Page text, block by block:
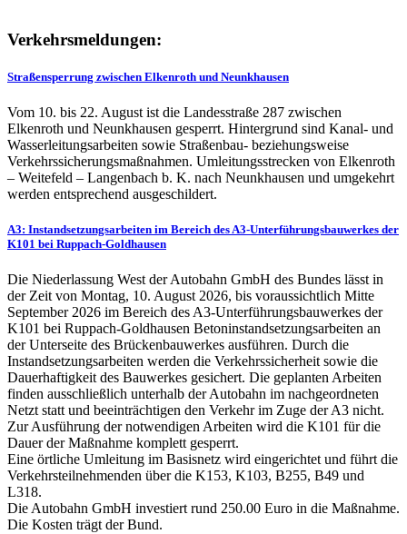
Verkehrsmeldungen:
Straßensperrung zwischen Elkenroth und Neunkhausen
Vom 10. bis 22. August ist die Landesstraße 287 zwischen
Elkenroth und Neunkhausen gesperrt. Hintergrund sind Kanal- und
Wasserleitungsarbeiten sowie Straßenbau- beziehungsweise
Verkehrssicherungsmaßnahmen. Umleitungsstrecken von Elkenroth
– Weitefeld – Langenbach b. K. nach Neunkhausen und umgekehrt
werden entsprechend ausgeschildert.
A3: Instandsetzungsarbeiten im Bereich des A3-Unterführungsbauwerkes der
K101 bei Ruppach-Goldhausen
Die Niederlassung West der Autobahn GmbH des Bundes lässt in
der Zeit von Montag, 10. August 2026, bis voraussichtlich Mitte
September 2026 im Bereich des A3-Unterführungsbauwerkes der
K101 bei Ruppach-Goldhausen Betoninstandsetzungsarbeiten an
der Unterseite des Brückenbauwerkes ausführen. Durch die
Instandsetzungsarbeiten werden die Verkehrssicherheit sowie die
Dauerhaftigkeit des Bauwerkes gesichert. Die geplanten Arbeiten
finden ausschließlich unterhalb der Autobahn im nachgeordneten
Netzt statt und beeinträchtigen den Verkehr im Zuge der A3 nicht.
Zur Ausführung der notwendigen Arbeiten wird die K101 für die
Dauer der Maßnahme komplett gesperrt.
Eine örtliche Umleitung im Basisnetz wird eingerichtet und führt die
Verkehrsteilnehmenden über die K153, K103, B255, B49 und
L318.
Die Autobahn GmbH investiert rund 250.00 Euro in die Maßnahme.
Die Kosten trägt der Bund.